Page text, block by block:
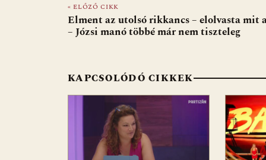
b
o
k
s
A
p
di
t
l m
e
« ELŐZŐ CIKK
Elment az utolsó rikkancs – elolvasta mit
– Józsi manó többé már nem tiszteleg
KAPCSOLÓDÓ CIKKEK